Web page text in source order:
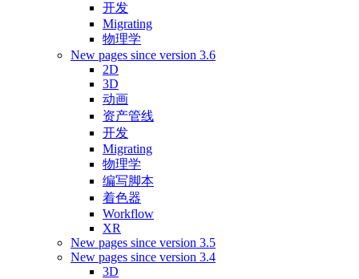
开发
Migrating
物理学
New pages since version 3.6
2D
3D
动画
资产管线
开发
Migrating
物理学
编写脚本
着色器
Workflow
XR
New pages since version 3.5
New pages since version 3.4
3D